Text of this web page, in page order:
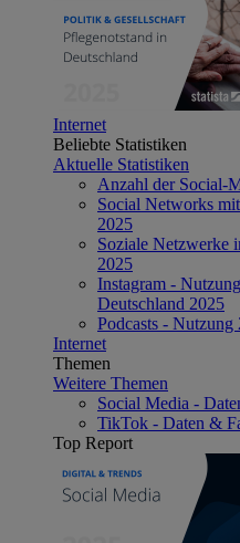
Internet
Beliebte Statistiken
Aktuelle Statistiken
Anzahl der Social-
Social Networks
2025
Soziale Netzwerke
2025
Instagram -
Deutschland 2025
Podcasts - Nutzung
Internet
Themen
Weitere Themen
Social Media -
TikTok - Daten &
Top Report